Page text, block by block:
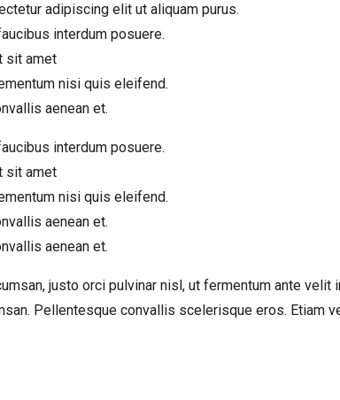
adipiscing elit ut aliquam purus.
interdum posuere.
sit amet
nisi quis eleifend.
aenean et.
interdum posuere.
sit amet
nisi quis eleifend.
aenean et.
aenean et.
justo orci pulvinar nisl, ut fermentum ante
Pellentesque convallis scelerisque eros. Etiam